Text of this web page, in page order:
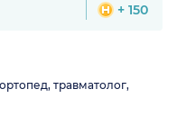
+ 150
травматолог,